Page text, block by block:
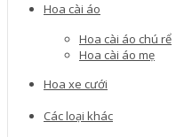
Hoa cài áo
Hoa cài áo chú rể
Hoa cài áo mẹ
Hoa xe cưới
Các loại khác